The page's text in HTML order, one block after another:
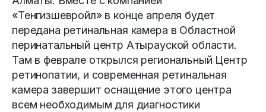
«Тенгизшевройл» в конце апреля будет
передана ретинальная камера в Областной
перинатальный центр Атырауской области.
Там в феврале открылся региональный Центр
ретинопатии, и современная ретинальная
камера завершит оснащение этого центра
всем необходимым для диагностики